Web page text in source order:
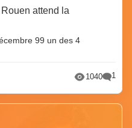
attend la
99 un des 4
1040 1